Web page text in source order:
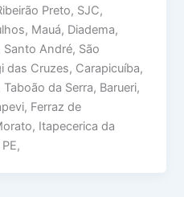
Preto, SJC,
Mauá, Diadema,
Santo André, São
das Cruzes, Carapicuíba,
da Serra, Barueri,
Ferraz de
Itapecerica da